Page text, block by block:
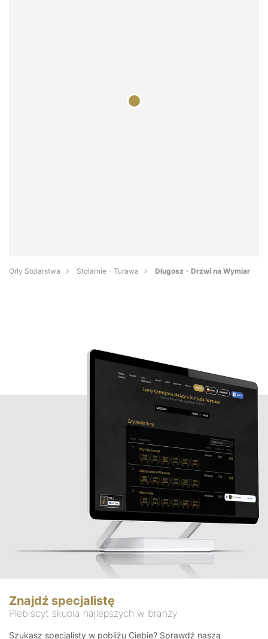
Orły Stolarstwa Stolarnie - Turawa Długosz - Drzwi na Wymiar
Znajdź specjalistę
Plebiscyt skupia najlepszych w branży
Szukasz specjalisty w pobliżu Ciebie? Sprawdź naszą